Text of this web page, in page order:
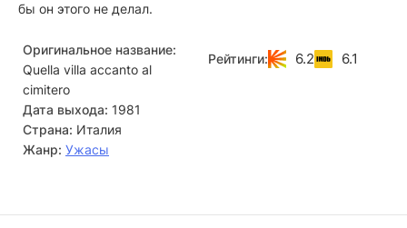
бы он этого не делал.
Оригинальное название:
Quella villa accanto al
cimitero
Дата выхода: 1981
Страна: Италия
Жанр: Ужасы
Рейтинги: 6.2 6.1